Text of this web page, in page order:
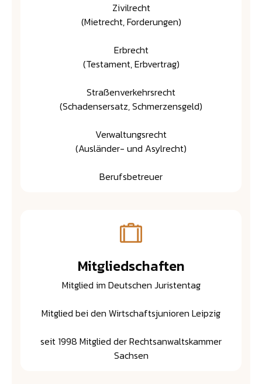
Zivilrecht
(Mietrecht, Forderungen)
Erbrecht
(Testament, Erbvertrag)
Straßenverkehrsrecht
(Schadensersatz, Schmerzensgeld)
Verwaltungsrecht
(Ausländer- und Asylrecht)
Berufsbetreuer
Mitgliedschaften
Mitglied im Deutschen Juristentag
Mitglied bei den Wirtschaftsjunioren Leipzig
seit 1998 Mitglied der Rechtsanwaltskammer
Sachsen